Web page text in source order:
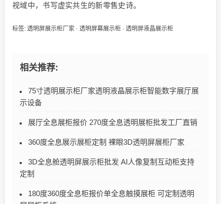
视域中，书写虚实共生的新零售史诗。
标签: 透明屏展示柜厂家 · 透明屏幕展示柜 · 透明屏液晶展示柜
相关推荐:
75寸透明展示柜厂家透明液晶展示柜智能数字展厅展
示设备
展厅全息展柜报价 270度全息透明展柜批发工厂直销
360度全息展示展柜定制 裸眼3D透明屏展柜厂家​
3D全息舱透明屏展示柜批发 AI人像复制互动柜支持
定制
180度360度全息柜报价单全息触摸展柜 可定制透明